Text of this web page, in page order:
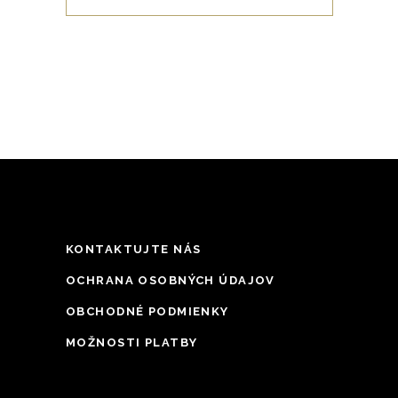
harmonické partnerstvo „naturálnej“
KONTAKTUJTE NÁS
OCHRANA OSOBNÝCH ÚDAJOV
OBCHODNÉ PODMIENKY
MOŽNOSTI PLATBY